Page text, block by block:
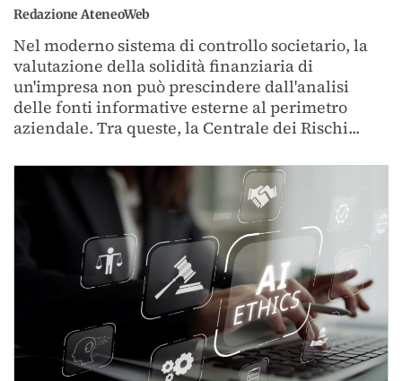
Redazione AteneoWeb
Nel moderno sistema di controllo societario, la
valutazione della solidità finanziaria di
un'impresa non può prescindere dall'analisi
delle fonti informative esterne al perimetro
aziendale. Tra queste, la Centrale dei Rischi...